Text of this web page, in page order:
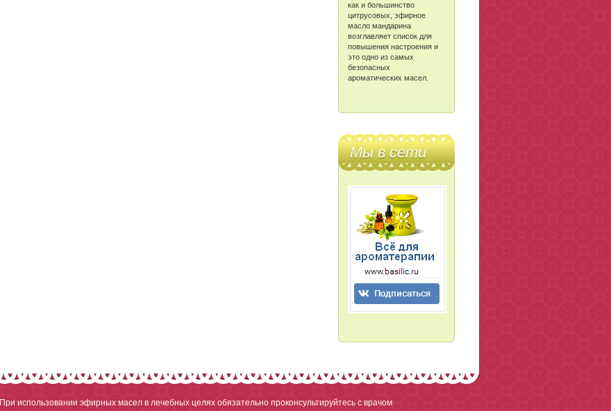
как и большинство
цитрусовых, эфирное
масло мандарина
возглавляет список для
повышения настроения и
это одно из самых
безопасных
ароматических масел.
Мы в сети
При использовании эфирных масел в лечебных целях обязательно проконсультируйтесь с врачом